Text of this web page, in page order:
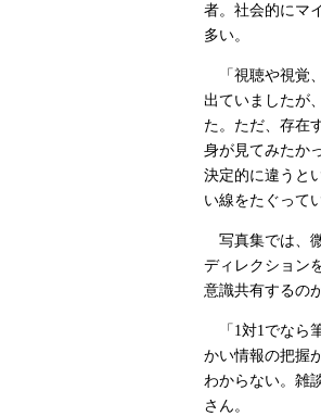
者。社会的にマ
多い。
「視聴や視覚
出ていましたが
た。ただ、存在
身が見てみたか
決定的に違うと
い線をたぐって
写真集では、
ディレクション
意識共有するの
「1対1でなら
かい情報の把握
わからない。雑
さん。